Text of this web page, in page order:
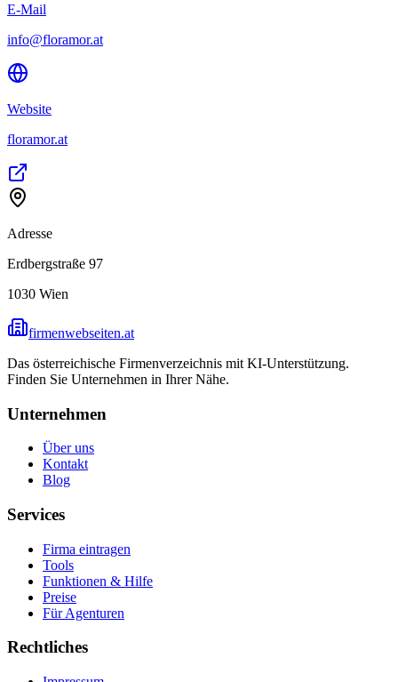
E-Mail
info@floramor.at
Website
floramor.at
Adresse
Erdbergstraße 97
1030 Wien
firmenwebseiten.at
Das österreichische Firmenverzeichnis mit KI-Unterstützung.
Finden Sie Unternehmen in Ihrer Nähe.
Unternehmen
Über uns
Kontakt
Blog
Services
Firma eintragen
Tools
Funktionen & Hilfe
Preise
Für Agenturen
Rechtliches